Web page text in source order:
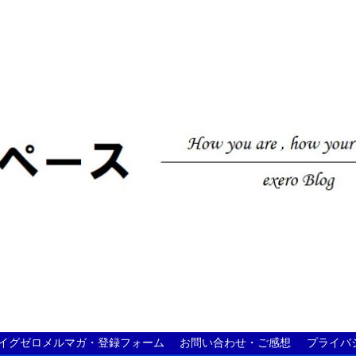
グゼロメルマガ・登録フォーム お問い合わせ・ご感想 プライバ